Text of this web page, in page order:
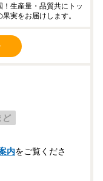
生産量・品質共にトッ
実をお届けします。
ど
内をご覧くださ